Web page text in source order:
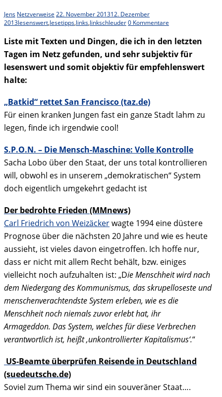
Jens Netzverweise 22. November 201312. Dezember
2013lesenswert,lesetipps,links,linkschleuder0 Kommentare
Liste mit Texten und Dingen, die ich in den letzten
Tagen im Netz gefunden, und sehr subjektiv für
lesenswert und somit objektiv für empfehlenswert
halte:
„Batkid“ rettet San Francisco (taz.de)
Für einen kranken Jungen fast ein ganze Stadt lahm zu
legen, finde ich irgendwie cool!
S.P.O.N. – Die Mensch-Maschine: Volle Kontrolle
Sacha Lobo über den Staat, der uns total kontrollieren
will, obwohl es in unserem „demokratischen“ System
doch eigentlich umgekehrt gedacht ist
Der bedrohte Frieden (MMnews)
Carl Friedrich von Weizäckerwagte 1994 eine düstere
Prognose über die nächsten 20 Jahre und wie es heute
aussieht, ist vieles davon eingetroffen. Ich hoffe nur,
dass er nicht mit allem Recht behält, bzw. einiges
vielleicht noch aufzuhalten ist: „Die Menschheit wird nach
dem Niedergang des Kommunismus, das skrupelloseste und
menschenverachtendste System erleben, wie es die
Menschheit noch niemals zuvor erlebt hat, ihr
Armageddon. Das System, welches für diese Verbrechen
verantwortlich ist, heißt ‚unkontrollierter Kapitalismus‘.“
US-Beamte überprüfen Reisende in Deutschland
(suedeutsche.de)
Soviel zum Thema wir sind ein souveräner Staat….